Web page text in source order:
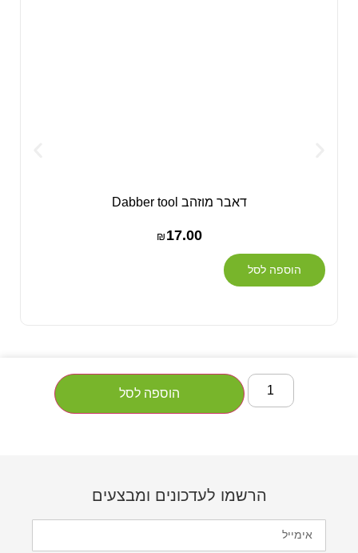
דאבר מוזהב Dabber tool
₪ 17.00
הוספה לסל
הוספה לסל
הרשמו לעדכונים ומבצעים